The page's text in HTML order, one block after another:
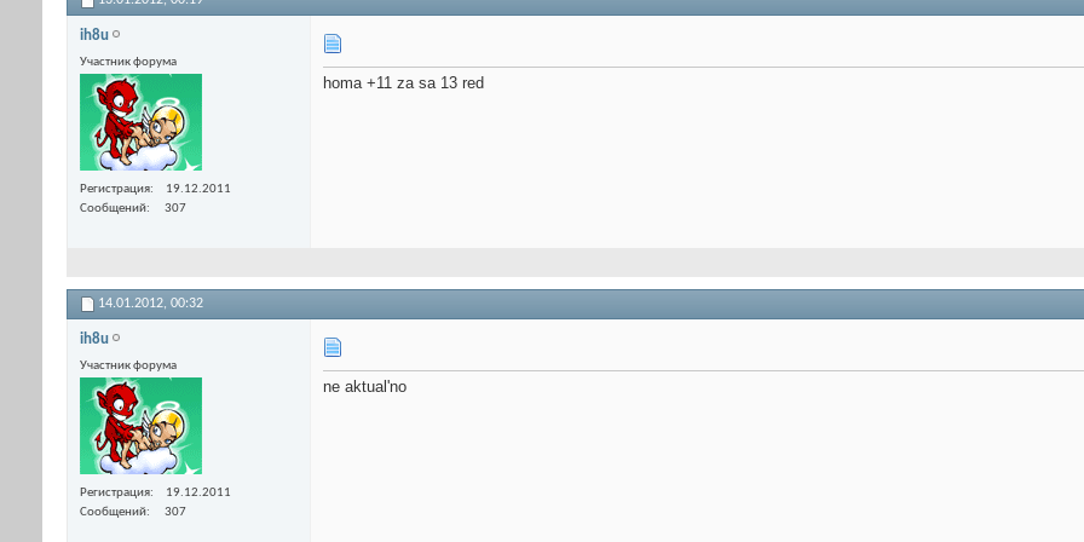
ih8u
Участник форума
Регистрация
19.12.2011
Сообщений
307
homa +11 za sa 13 red
14.01.2012, 00:32
ih8u
Участник форума
Регистрация
19.12.2011
Сообщений
307
ne aktual'no